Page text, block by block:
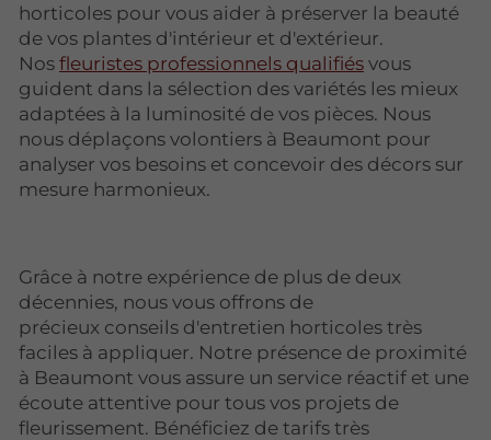
horticoles pour vous aider à préserver la beauté
de vos plantes d'intérieur et d'extérieur.
Nos fleuristes professionnels qualifiés vous
guident dans la sélection des variétés les mieux
adaptées à la luminosité de vos pièces. Nous
nous déplaçons volontiers à Beaumont pour
analyser vos besoins et concevoir des décors sur
mesure harmonieux.
Grâce à notre expérience de plus de deux
décennies, nous vous offrons de
précieux conseils d'entretien horticoles très
faciles à appliquer. Notre présence de proximité
à Beaumont vous assure un service réactif et une
écoute attentive pour tous vos projets de
fleurissement. Bénéficiez de tarifs très